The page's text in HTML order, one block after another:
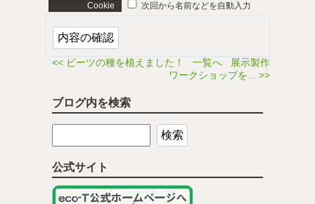
Cookie 次回から名前などを自動入力
<< ビーツの種を植えました！ 一覧へ
展示製作
ワークショップを... >>
ブログ内を検索
公式サイト